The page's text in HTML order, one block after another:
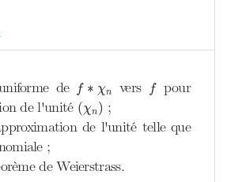
de f ∗ χn
f∗ χ n vers fpour
de l'unité (χn)
( ) ;
de l'unité telle que
;
de Weierstrass.